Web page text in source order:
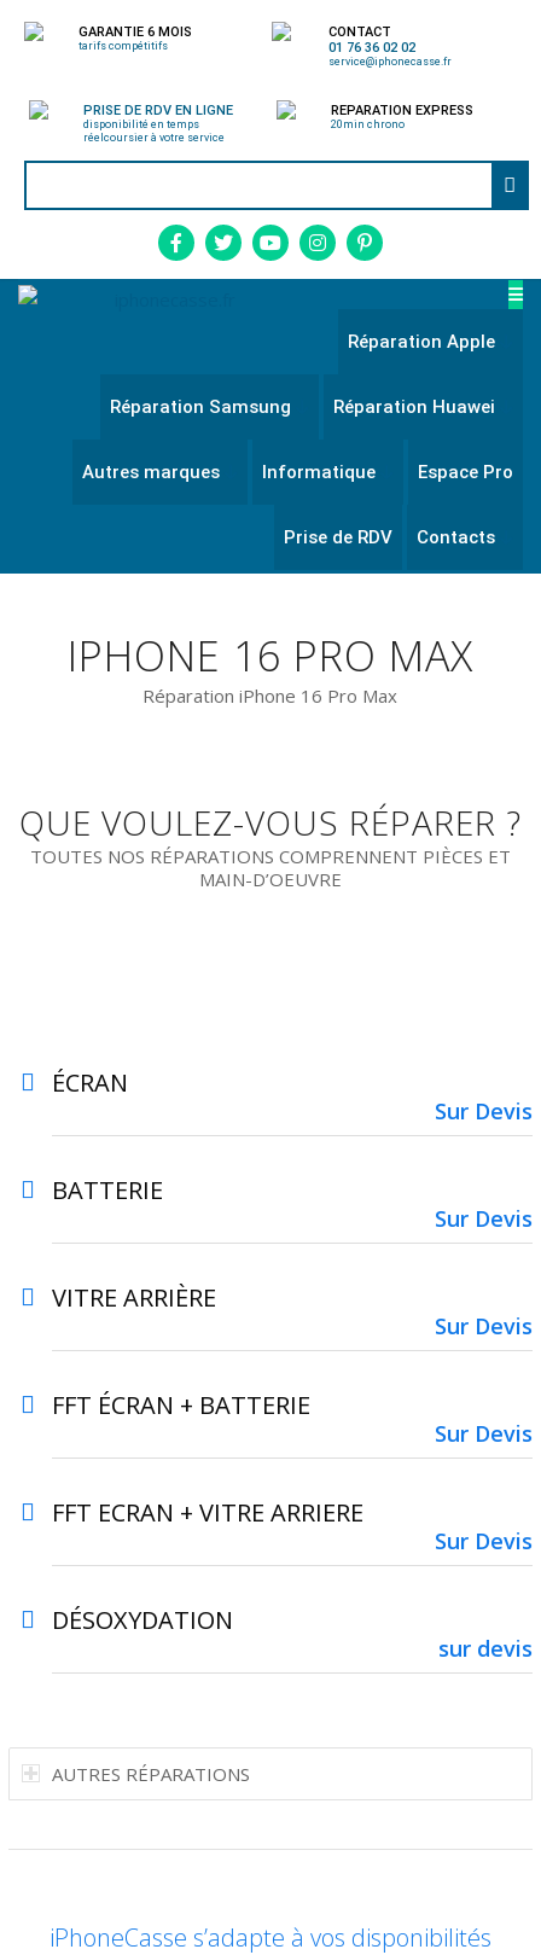
GARANTIE 6 MOIS
tarifs compétitifs
CONTACT
01 76 36 02 02
service@iphonecasse.fr
PRISE DE RDV EN LIGNE
disponibilité en temps
réelcoursier à votre service
REPARATION EXPRESS
20min chrono
Réparation Apple
Réparation Samsung Réparation Huawei
Autres marques Informatique Espace Pro
Prise de RDV Contacts
IPHONE 16 PRO MAX
Réparation iPhone 16 Pro Max
QUE VOULEZ-VOUS RÉPARER ?
TOUTES NOS RÉPARATIONS COMPRENNENT PIÈCES ET
MAIN-D’OEUVRE
ÉCRAN
Sur Devis
BATTERIE
Sur Devis
VITRE ARRIÈRE
Sur Devis
FFT ÉCRAN + BATTERIE
Sur Devis
FFT ECRAN + VITRE ARRIERE
Sur Devis
DÉSOXYDATION
sur devis
AUTRES RÉPARATIONS
iPhoneCasse s’adapte à vos disponibilités